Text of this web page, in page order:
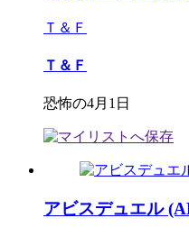
Ｔ＆Ｆ
Ｔ＆Ｆ
恐怖の4月1日
アビスデュエル